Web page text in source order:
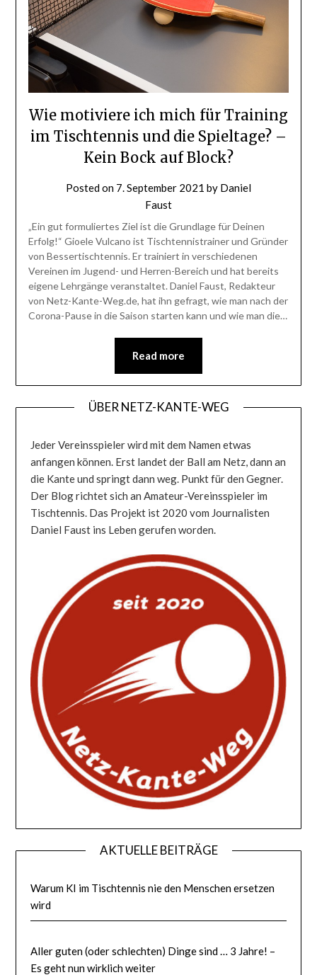
Wie motiviere ich mich für Training
im Tischtennis und die Spieltage? –
Kein Bock auf Block?
Posted on 7. September 2021 by Daniel
Faust
„Ein gut formuliertes Ziel ist die Grundlage für Deinen
Erfolg!“ Gioele Vulcano ist Tischtennistrainer und Gründer
von Bessertischtennis. Er trainiert in verschiedenen
Vereinen im Jugend- und Herren-Bereich und hat bereits
eigene Lehrgänge veranstaltet. Daniel Faust, Redakteur
von Netz-Kante-Weg.de, hat ihn gefragt, wie man nach der
Corona-Pause in die Saison starten kann und wie man die…
Read more
ÜBER NETZ-KANTE-WEG
Jeder Vereinsspieler wird mit dem Namen etwas
anfangen können. Erst landet der Ball am Netz, dann an
die Kante und springt dann weg. Punkt für den Gegner.
Der Blog richtet sich an Amateur-Vereinsspieler im
Tischtennis. Das Projekt ist 2020 vom Journalisten
Daniel Faust ins Leben gerufen worden.
AKTUELLE BEITRÄGE
Warum KI im Tischtennis nie den Menschen ersetzen
wird
Aller guten (oder schlechten) Dinge sind … 3 Jahre! –
Es geht nun wirklich weiter